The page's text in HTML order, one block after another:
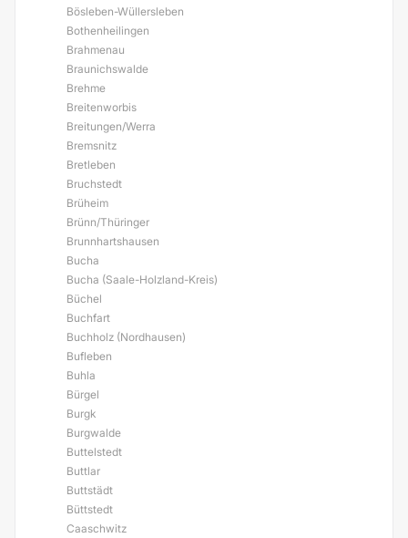
Bösleben-Wüllersleben
Bothenheilingen
Brahmenau
Braunichswalde
Brehme
Breitenworbis
Breitungen/Werra
Bremsnitz
Bretleben
Bruchstedt
Brüheim
Brünn/Thüringer
Brunnhartshausen
Bucha
Bucha (Saale-Holzland-Kreis)
Büchel
Buchfart
Buchholz (Nordhausen)
Bufleben
Buhla
Bürgel
Burgk
Burgwalde
Buttelstedt
Buttlar
Buttstädt
Büttstedt
Caaschwitz